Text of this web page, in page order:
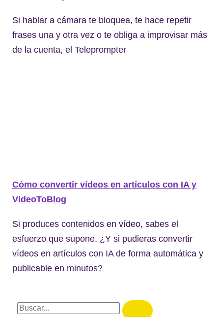
Si hablar a cámara te bloquea, te hace repetir
frases una y otra vez o te obliga a improvisar más
de la cuenta, el Teleprompter
Cómo convertir vídeos en artículos con IA y
VideoToBlog
Si produces contenidos en vídeo, sabes el
esfuerzo que supone. ¿Y si pudieras convertir
vídeos en artículos con IA de forma automática y
publicable en minutos?